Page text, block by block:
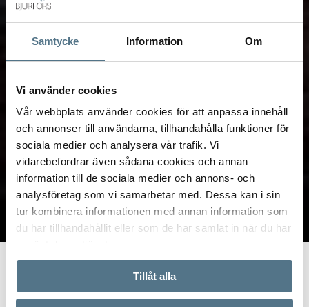
Samtycke Information Om
Vi använder cookies
Vår webbplats använder cookies för att anpassa innehåll
och annonser till användarna, tillhandahålla funktioner för
sociala medier och analysera vår trafik. Vi
vidarebefordrar även sådana cookies och annan
information till de sociala medier och annons- och
analysföretag som vi samarbetar med. Dessa kan i sin
tur kombinera informationen med annan information som
du har tillhandahållit eller som de har samlat in när du har
Tillåt alla
TILL SALU VI PÅ KONTORET VÄRDERA